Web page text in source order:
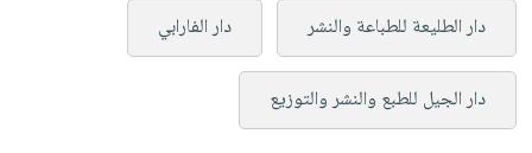
دار الطليعة للطباعة والنشر دار الفارابي
دار الجيل للطبع والنشر والتوزيع